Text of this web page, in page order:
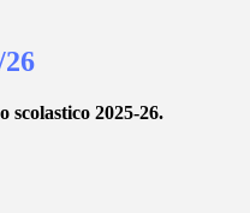
scolastico 2025-26.